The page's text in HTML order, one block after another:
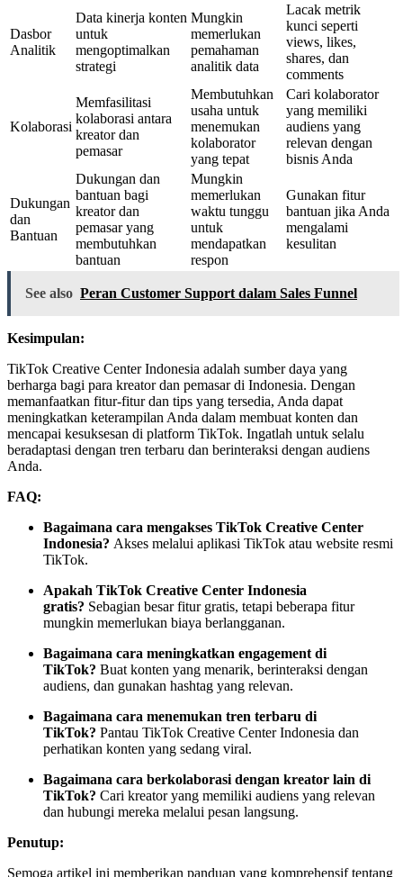
Dasbor
Analitik
Data kinerja konten
untuk
mengoptimalkan
strategi
Mungkin
memerlukan
pemahaman
analitik data
Lacak metrik
kunci seperti
views, likes,
shares, dan
comments
Kolaborasi
Memfasilitasi
kolaborasi antara
kreator dan
pemasar
Membutuhkan
usaha untuk
menemukan
kolaborator
yang tepat
Cari kolaborator
yang memiliki
audiens yang
relevan dengan
bisnis Anda
Dukungan
dan
Bantuan
Dukungan dan
bantuan bagi
kreator dan
pemasar yang
membutuhkan
bantuan
Mungkin
memerlukan
waktu tunggu
untuk
mendapatkan
respon
Gunakan fitur
bantuan jika Anda
mengalami
kesulitan
See also Peran Customer Support dalam Sales Funnel
Kesimpulan:
TikTok Creative Center Indonesia adalah sumber daya yang
berharga bagi para kreator dan pemasar di Indonesia. Dengan
memanfaatkan fitur-fitur dan tips yang tersedia, Anda dapat
meningkatkan keterampilan Anda dalam membuat konten dan
mencapai kesuksesan di platform TikTok. Ingatlah untuk selalu
beradaptasi dengan tren terbaru dan berinteraksi dengan audiens
Anda.
FAQ:
Bagaimana cara mengakses TikTok Creative Center
Indonesia? Akses melalui aplikasi TikTok atau website resmi
TikTok.
Apakah TikTok Creative Center Indonesia
gratis? Sebagian besar fitur gratis, tetapi beberapa fitur
mungkin memerlukan biaya berlangganan.
Bagaimana cara meningkatkan engagement di
TikTok? Buat konten yang menarik, berinteraksi dengan
audiens, dan gunakan hashtag yang relevan.
Bagaimana cara menemukan tren terbaru di
TikTok? Pantau TikTok Creative Center Indonesia dan
perhatikan konten yang sedang viral.
Bagaimana cara berkolaborasi dengan kreator lain di
TikTok? Cari kreator yang memiliki audiens yang relevan
dan hubungi mereka melalui pesan langsung.
Penutup:
Semoga artikel ini memberikan panduan yang komprehensif tentang